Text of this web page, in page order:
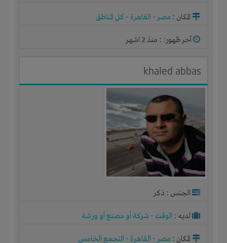
المكان : مصر- القاهرة - كل المناطق
آخر ظهور: : منذ 2 اشهر
khaled abbas
الجنس : ذكر
لديـه : الوقت - شركة أو مصنع أو ورشة
المكان : مصر- القاهرة - التجمع الخامس